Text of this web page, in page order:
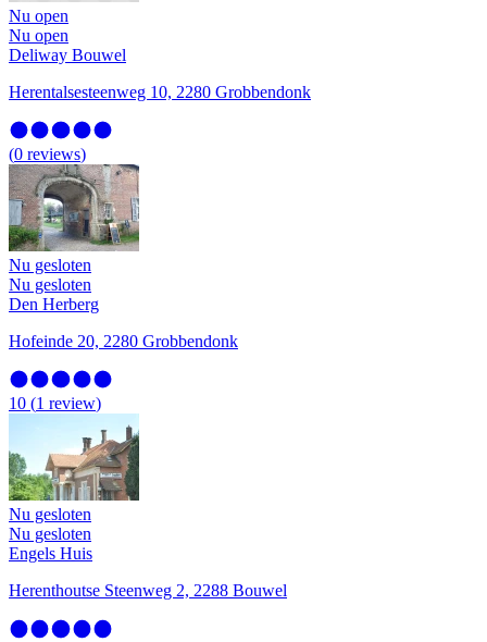
Nu open
Nu open
Deliway Bouwel
Herentalsesteenweg 10, 2280 Grobbendonk
(0 reviews)
Nu gesloten
Nu gesloten
Den Herberg
Hofeinde 20, 2280 Grobbendonk
10 (1 review)
Nu gesloten
Nu gesloten
Engels Huis
Herenthoutse Steenweg 2, 2288 Bouwel